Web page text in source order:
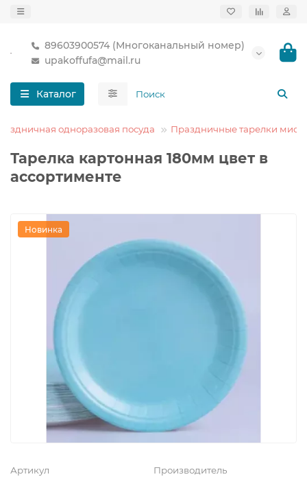
89603900574 (Многоканальный номер)
upakoffufa@mail.ru
Каталог
одноразовая посуда Праздничные тарелки
Тарелка картонная 180мм цвет в
ассортименте
Новинка
Артикул Производитель